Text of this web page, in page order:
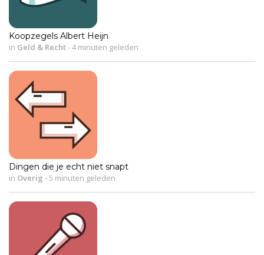
Koopzegels Albert Heijn
in Geld & Recht-4 minuten geleden
Dingen die je echt niet snapt
in Overig -5 minuten geleden